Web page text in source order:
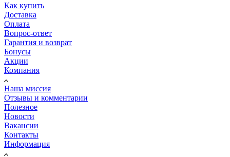
Как купить
Доставка
Оплата
Вопрос-ответ
Гарантия и возврат
Бонусы
Акции
Компания
Наша миссия
Отзывы и комментарии
Полезное
Новости
Вакансии
Контакты
Информация